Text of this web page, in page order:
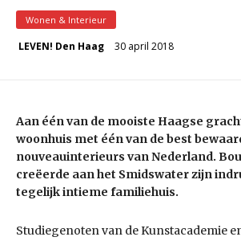
Wonen & Interieur
LEVEN! Den Haag 30 april 2018
Aan één van de mooiste Haagse
woonhuis met één van de best
nouveauinterieurs van Nederland.
creëerde aan het Smidswater zijn
tegelijk intieme familiehuis.
Studiegenoten van de Kunstacademie